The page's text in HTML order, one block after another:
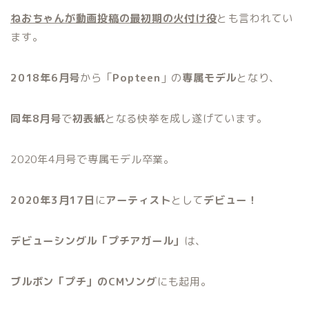
ねおちゃんが動画投稿の最初期の火付け役とも言われてい
ます。
2018年6月号から「Popteen 」の専属モデルとなり、
同年8月号で初表紙となる快挙を成し遂げています。
2020年4月号で専属モデル卒業。
2020年3月17日 にアーティストとしてデビュー！
デビューシングル「プチアガール」 は、
ブルボン「プチ」のCMソングにも起用。